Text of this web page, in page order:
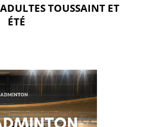
TOUSSAINT ET
ÉTÉ